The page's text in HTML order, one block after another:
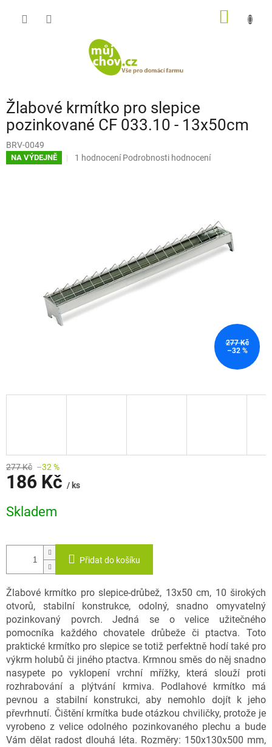
Žlabové krmítko pro slepice
pozinkované CF 033.10 - 13x50cm
BRV-0049
NA VÝDEJNĚ
Průměrné
1 hodnocení Podrobnosti hodnocení
277 Kč
–32 %
277 Kč –32 %
186 Kč / ks
cena:
Skladem
Přidat do košíku
Žlabové krmítko pro slepice-drůbež, 13x50 cm, 10 širokých
otvorů, stabilní konstrukce, odolný, snadno omyvatelný
pozinkovaný povrch. Jedná se o velice užitečného
pomocníka každého chovatele drůbeže či ptactva. Toto
praktické krmítko pro slepice se totiž perfektně hodí také pro
výkrm holubů či jiného ptactva. Krmnou směs do něj snadno
nasypete po vyklopení vrchní mřížky, která slouží proti
rozhrabování a plýtvání krmiva. Podlahové krmítko má
pevnou a stabilní konstrukci, aby nemohlo dojít k jeho
převrhnutí. Čištění krmítka bude otázkou chviličky, protože je
vyrobeno z velice odolného pozinkovaného plechu a bude
Vám dělat radost dlouhá léta. Rozměry: 150x130x500 mm,